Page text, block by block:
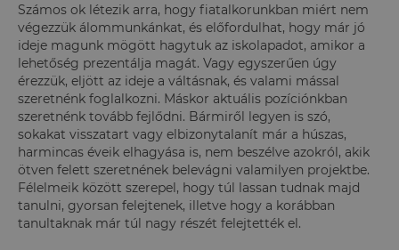
Számos ok létezik arra, hogy fiatalkorunkban miért nem
végezzük álommunkánkat, és előfordulhat, hogy már jó
ideje magunk mögött hagytuk az iskolapadot, amikor a
lehetőség prezentálja magát. Vagy egyszerűen úgy
érezzük, eljött az ideje a váltásnak, és valami mással
szeretnénk foglalkozni. Máskor aktuális pozíciónkban
szeretnénk tovább fejlődni. Bármiről legyen is szó,
sokakat visszatart vagy elbizonytalanít már a húszas,
harmincas éveik elhagyása is, nem beszélve azokról, akik
ötven felett szeretnének belevágni valamilyen projektbe.
Félelmeik között szerepel, hogy túl lassan tudnak majd
tanulni, gyorsan felejtenek, illetve hogy a korábban
tanultaknak már túl nagy részét felejtették el.